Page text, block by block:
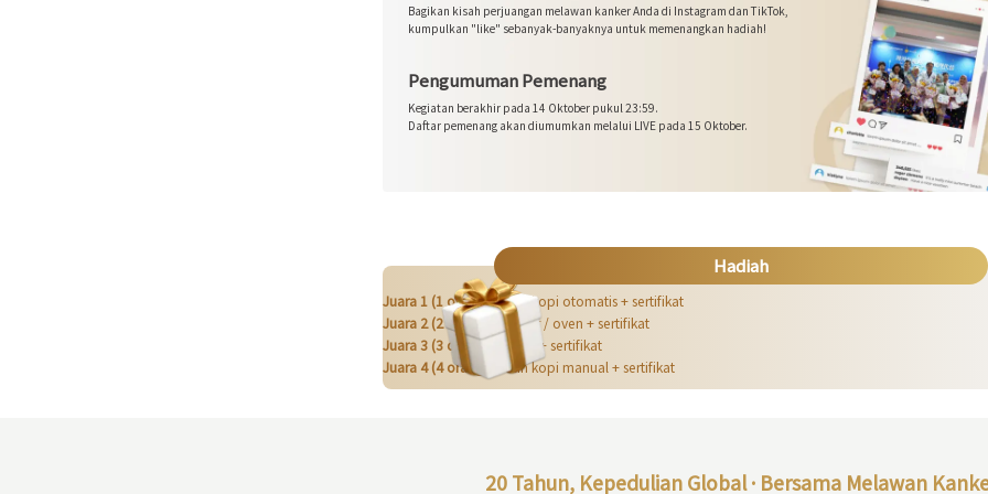
Bagikan kisah perjuangan melawan kanker Anda di Instagram dan TikTok,
kumpulkan "like" sebanyak-banyaknya untuk memenangkan hadiah!
Pengumuman Pemenang
Kegiatan berakhir pada 14 Oktober pukul 23:59.
Daftar pemenang akan diumumkan melalui LIVE pada 15 Oktober.
Juara 1 (1 orang):Mesin kopi otomatis + sertifikat
Juara 2 (2 orang):
Air fryer / oven + sertifikat
Juara 3 (3 orang):
Setrika + sertifikat
Juara 4 (4 orang):
Mesin kopi manual + sertifikat
20 Tahun, Kepedulian Global · Bersama Melawan